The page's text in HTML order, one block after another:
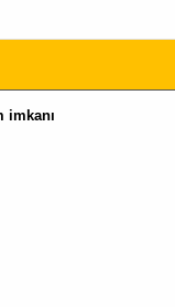
imkanı